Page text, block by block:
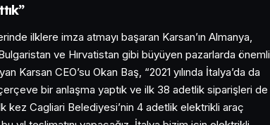
ilklere imza atmayı başaran Karsan’ın Almanya,
ve Hırvatistan gibi büyüyen pazarlarda önemli
Karsan CEO’su Okan Baş, “2021 yılında İtalya’da da
bir anlaşma yaptık ve ilk 38 adetlik siparişleri de
kez Cagliari Belediyesi’nin 4 adetlik elektrikli araç